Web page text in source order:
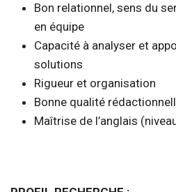
Bon relationnel, sens du
en équipe
Capacité à analyser et
solutions
Rigueur et organisation
Bonne qualité
Maîtrise de l’anglais